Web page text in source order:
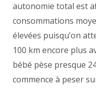
autonomie total est
consommations
élevées puisqu’on
100 km encore plus
bébé pèse presque
commence à peser